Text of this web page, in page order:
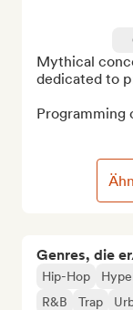
Genres, die
Hip-Hop
R&B
Trap
Mythical
dedicated to
Programming